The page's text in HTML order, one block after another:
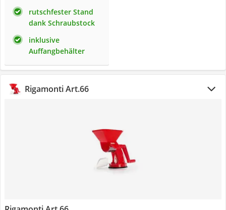
rutschfester Stand
dank Schraubstock
inklusive
Auffangbehälter
Rigamonti Art.66